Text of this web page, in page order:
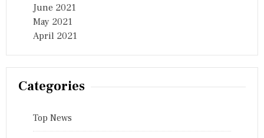
June 2021
May 2021
April 2021
Categories
Top News